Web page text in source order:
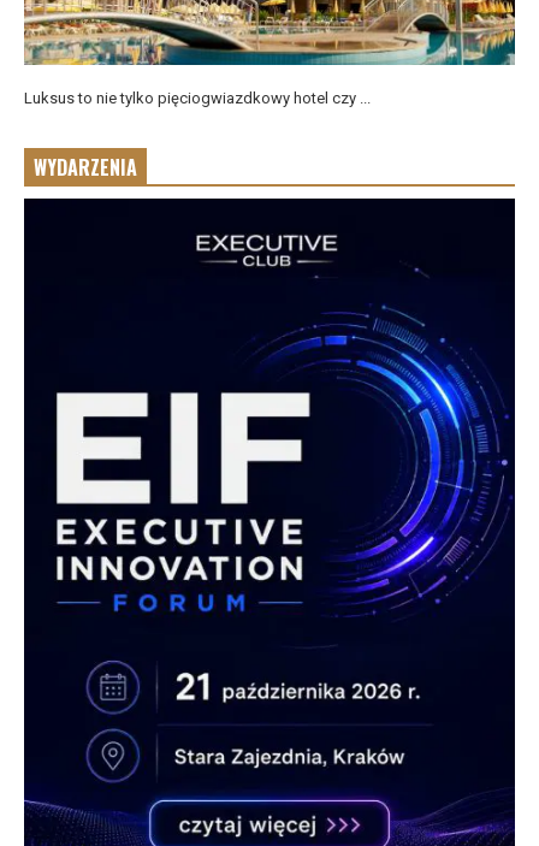
Luksus to nie tylko pięciogwiazdkowy hotel czy ...
WYDARZENIA